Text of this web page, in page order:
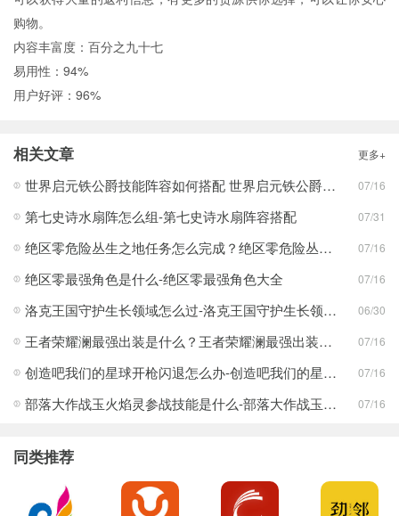
购物。
内容丰富度：百分之九十七
易用性：94%
用户好评：96%
相关文章 更多+
世界启元铁公爵技能阵容如何搭配 世界启元铁公爵技能阵容搭配合集 07/16
第七史诗水扇阵怎么组-第七史诗水扇阵容搭配 07/31
绝区零危险丛生之地任务怎么完成？绝区零危险丛生之地任务完成攻略 07/16
绝区零最强角色是什么-绝区零最强角色大全 07/16
洛克王国守护生长领域怎么过-洛克王国守护生长领域通关攻略 06/30
王者荣耀澜最强出装是什么？王者荣耀澜最强出装分享 07/16
创造吧我们的星球开枪闪退怎么办-创造吧我们的星球开枪闪退合集 07/16
部落大作战玉火焰灵参战技能是什么-部落大作战玉火焰灵参战技能合集 07/16
同类推荐